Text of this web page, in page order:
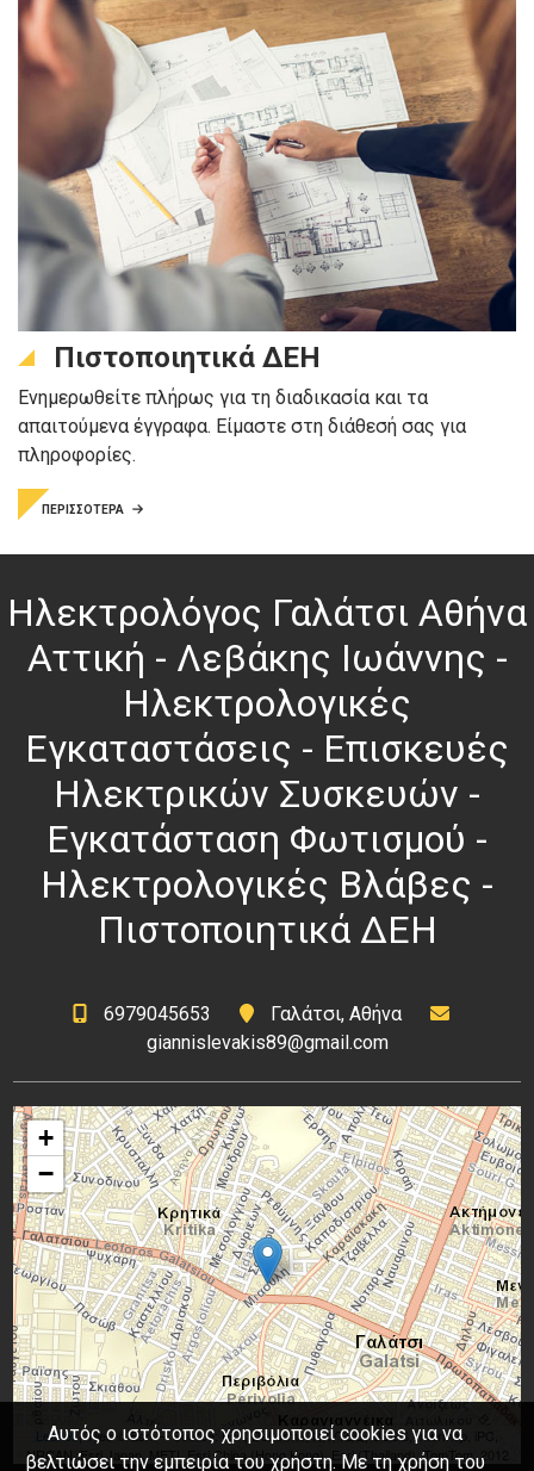
Πιστοποιητικά ΔΕΗ
Ενημερωθείτε πλήρως για τη διαδικασία και τα
απαιτούμενα έγγραφα. Είμαστε στη διάθεσή σας για
πληροφορίες.
ΠΕΡΙΣΣΟΤΕΡΑ
Ηλεκτρολόγος Γαλάτσι Αθήνα
Αττική - Λεβάκης Ιωάννης -
Ηλεκτρολογικές
Εγκαταστάσεις - Επισκευές
Ηλεκτρικών Συσκευών -
Εγκατάσταση Φωτισμού -
Ηλεκτρολογικές Βλάβες -
Πιστοποιητικά ΔΕΗ
+
−
Leaflet| Tiles © Esri — Source: Esri, DeLorme, NAVTEQ, USGS, Intermap, iPC,
NRCAN, Esri Japan, METI, Esri China (Hong Kong), Esri (Thailand), TomTom, 2012
6979045653
Γαλάτσι, Αθήνα
giannislevakis89@gmail.com
Αυτός ο ιστότοπος χρησιμοποιεί cookies για να
βελτιώσει την εμπειρία του χρήστη. Με τη χρήση του